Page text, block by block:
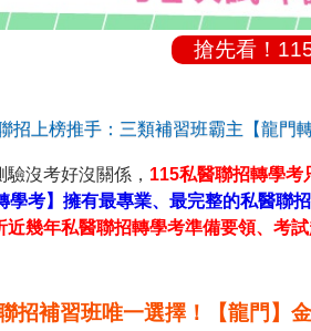
搶先看！
招上榜推手：三類補習班霸主【龍門
沒考好沒關係， 115私醫聯招轉學考
學考】擁有最專業、最完整的私醫聯
近幾年私醫聯招轉學考準備要領、考
招補習班唯一選擇！【龍門】